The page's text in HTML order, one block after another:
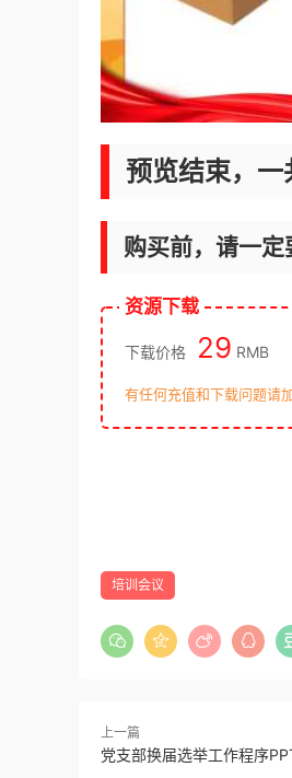
预览结束，
购买前，请一定
资源下载
下载价格 29 RMB
有任何充值和下载问题请
培训会议
上一篇
党支部换届选举工作程序